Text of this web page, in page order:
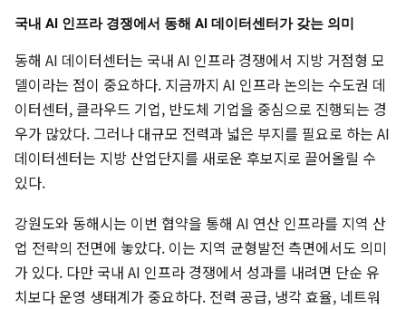
국내 AI 인프라 경쟁에서 동해 AI 데이터센터가 갖는 의미
동해 AI 데이터센터는 국내 AI 인프라 경쟁에서 지방 거점형 모
델이라는 점이 중요하다. 지금까지 AI 인프라 논의는 수도권 데
이터센터, 클라우드 기업, 반도체 기업을 중심으로 진행되는 경
우가 많았다. 그러나 대규모 전력과 넓은 부지를 필요로 하는 AI
데이터센터는 지방 산업단지를 새로운 후보지로 끌어올릴 수
있다.
강원도와 동해시는 이번 협약을 통해 AI 연산 인프라를 지역 산
업 전략의 전면에 놓았다. 이는 지역 균형발전 측면에서도 의미
가 있다. 다만 국내 AI 인프라 경쟁에서 성과를 내려면 단순 유
치보다 운영 생태계가 중요하다. 전력 공급, 냉각 효율, 네트워